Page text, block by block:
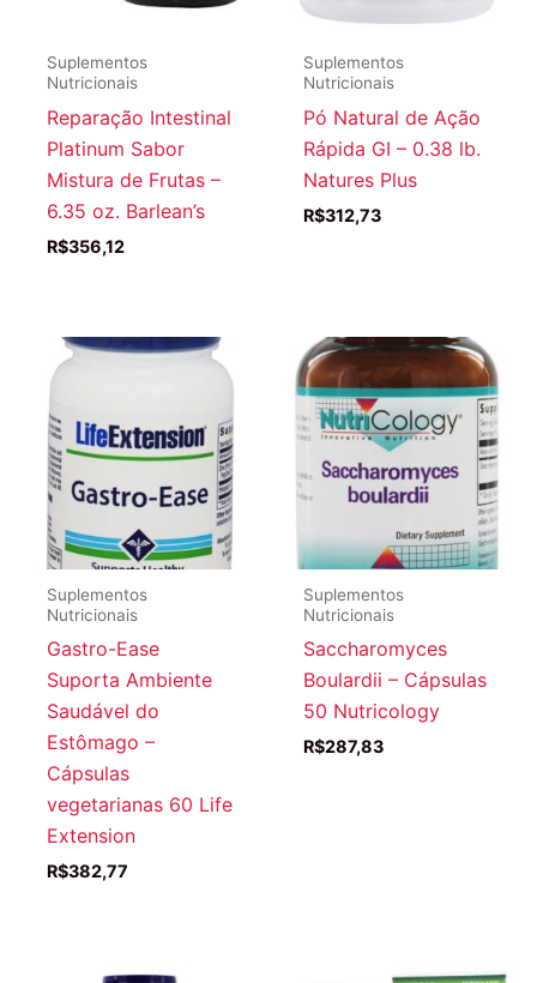
Suplementos
Nutricionais
Reparação Intestinal
Platinum Sabor
Mistura de Frutas –
6.35 oz. Barlean’s
R$356,12
Suplementos
Nutricionais
Pó Natural de Ação
Rápida GI – 0.38 lb.
Natures Plus
R$312,73
Suplementos
Nutricionais
Gastro-Ease
Suporta Ambiente
Saudável do
Estômago –
Cápsulas
vegetarianas 60 Life
Extension
R$382,77
Suplementos
Nutricionais
Saccharomyces
Boulardii – Cápsulas
50 Nutricology
R$287,83